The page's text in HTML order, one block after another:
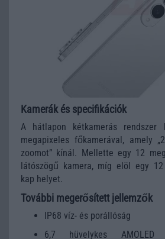
Kamerák és specifikációk
A hátlapon kétkamerás
megapixeles főkamerával, amely
zoomot” kínál. Mellette egy 12
látószögű kamera, míg elöl egy 12
kap helyet.
További megerősített jellemzők
IP68 víz- és porállóság
6,7 hüvelykes AMOLED